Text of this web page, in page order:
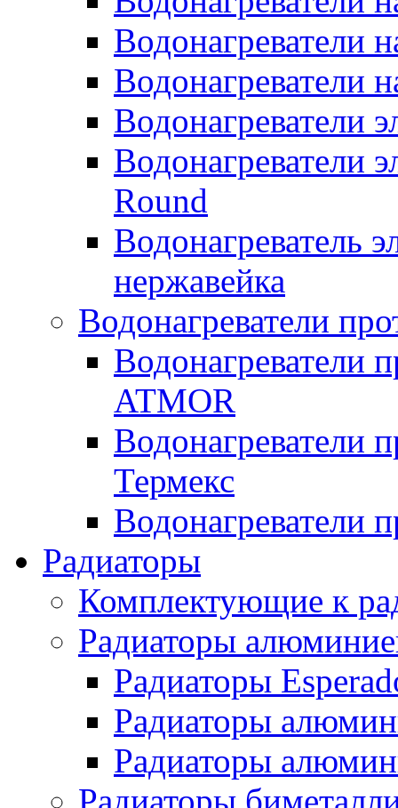
Водонагреватели
Водонагреватели
Водонагреватели
Водонагреватели
Round
Водонагреватель
нержавейка
Водонагреватели
Водонагреватели
ATMOR
Водонагреватели
Термекс
Водонагреватели
Радиаторы
Комплектующие к
Радиаторы
Радиаторы
Радиаторы
Радиаторы
Радиаторы